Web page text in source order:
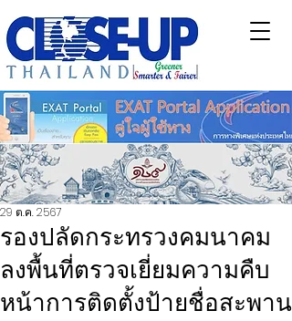
รองปลัดกระทรวงคมนาคม
ลงพื้นที่ตรวจเยี่ยมความคืบ
หน้าการติดตั้งป้ายชื่อสะพาน
29 ต.ค. 2567